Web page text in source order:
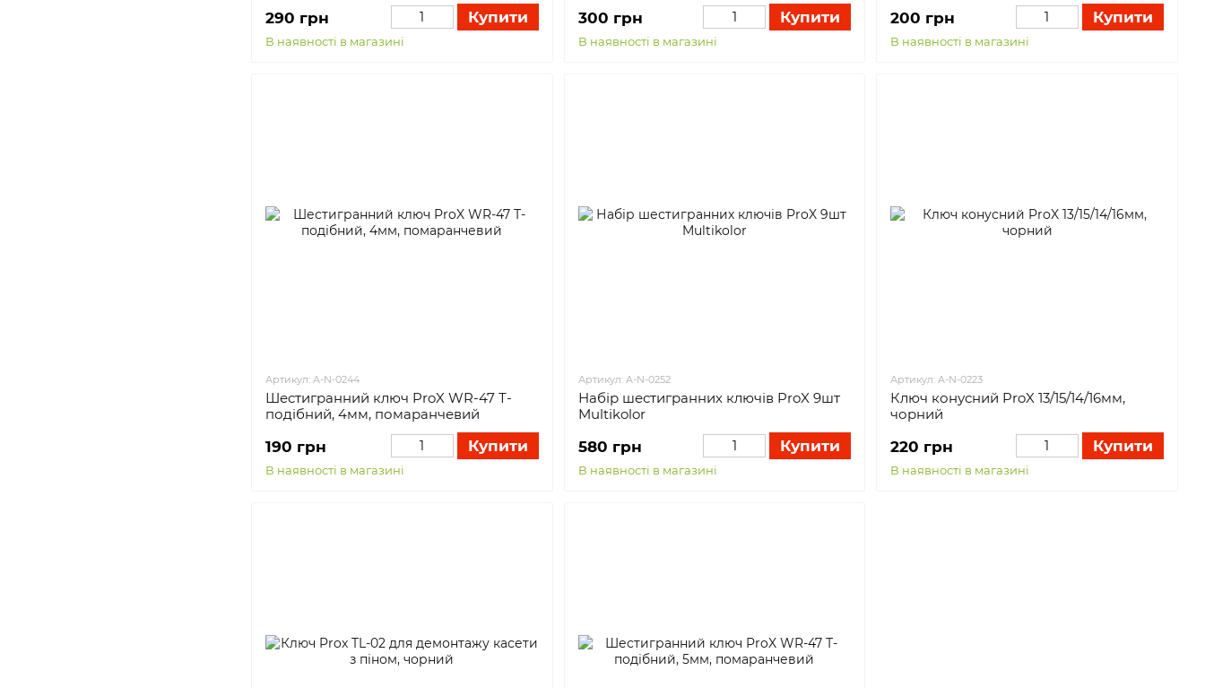
290 грн Купити
В наявності в магазині
300 грн Купити
В наявності в магазині
200 грн Купити
В наявності в магазині
Артикул: A-N-0244
Шестигранний ключ ProX WR-47 Т-
подібний, 4мм, помаранчевий
190 грн Купити
В наявності в магазині
Артикул: A-N-0252
Набір шестигранних ключів ProX 9шт
Multikolor
580 грн Купити
В наявності в магазині
Артикул: A-N-0223
Ключ конусний ProX 13/15/14/16мм,
чорний
220 грн Купити
В наявності в магазині